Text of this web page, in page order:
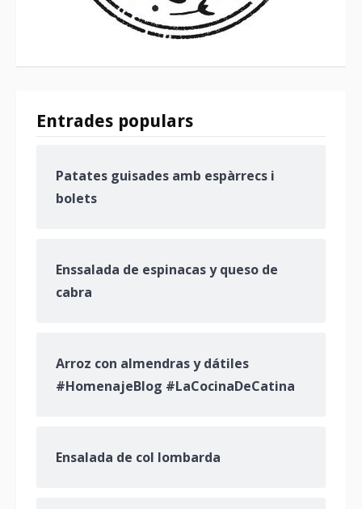
Entrades populars
Patates guisades amb espàrrecs i
bolets
Enssalada de espinacas y queso de
cabra
Arroz con almendras y dátiles
#HomenajeBlog #LaCocinaDeCatina
Ensalada de col lombarda